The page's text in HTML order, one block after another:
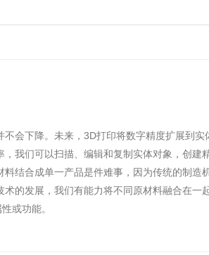
会下降。未来，3D打印将数字精度扩展到实
我们可以扫描、编辑和复制实体对象，创建
结合成单一产品是件难事，因为传统的制造
的发展，我们有能力将不同原材料融合在一
或功能。